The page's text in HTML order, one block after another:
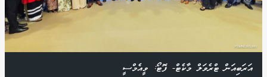
އަރަބިއަން ޓްރެވަލް މާކެޓް- ފޮޓޯ: ވީއެމްސީ